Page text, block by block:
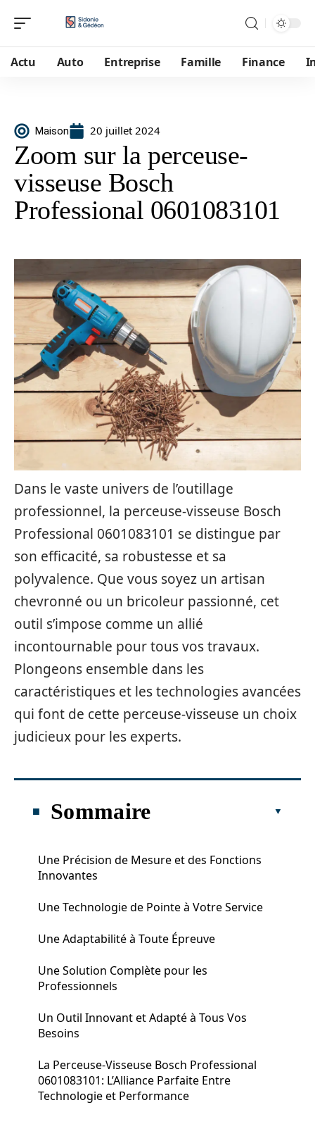
Actu Auto Entreprise Famille Finance
Maison 20 juillet 2024
Zoom sur la perceuse-
visseuse Bosch
Professional 0601083101
Dans le vaste univers de l’outillage
professionnel, la perceuse-visseuse Bosch
Professional 0601083101 se distingue par
son efficacité, sa robustesse et sa
polyvalence. Que vous soyez un artisan
chevronné ou un bricoleur passionné, cet
outil s’impose comme un allié
incontournable pour tous vos travaux.
Plongeons ensemble dans les
caractéristiques et les technologies avancées
qui font de cette perceuse-visseuse un choix
judicieux pour les experts.
Sommaire
Une Précision de Mesure et des Fonctions
Innovantes
Une Technologie de Pointe à Votre Service
Une Adaptabilité à Toute Épreuve
Une Solution Complète pour les
Professionnels
Un Outil Innovant et Adapté à Tous Vos
Besoins
La Perceuse-Visseuse Bosch Professional
0601083101: L’Alliance Parfaite Entre
Technologie et Performance